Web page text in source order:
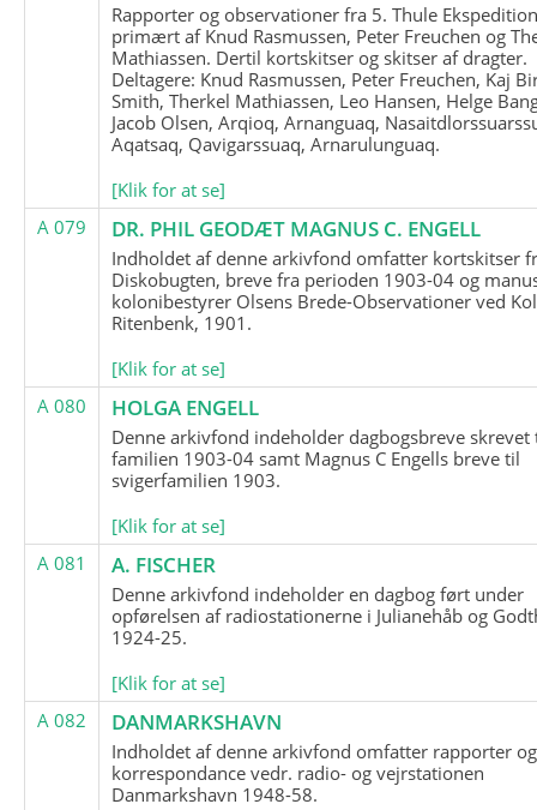
Rapporter og observationer fra 5. Thule
primært af Knud Rasmussen, Peter Freuchen og
Mathiassen. Dertil kortskitser og skitser af dragter.
Deltagere: Knud Rasmussen, Peter Freuchen, Kaj
Smith, Therkel Mathiassen, Leo Hansen, Helge
Jacob Olsen, Arqioq, Arnanguaq,
Aqatsaq, Qavigarssuaq, Arnarulunguaq.
[Klik for at se]
A 079
DR. PHIL GEODÆT MAGNUS C. ENGELL
Indholdet af denne arkivfond omfatter kortskitser
Diskobugten, breve fra perioden 1903-04 og
kolonibestyrer Olsens Brede-Observationer ved
Ritenbenk, 1901.
[Klik for at se]
A 080
HOLGA ENGELL
Denne arkivfond indeholder dagbogsbreve skrevet
familien 1903-04 samt Magnus C Engells breve til
svigerfamilien 1903.
[Klik for at se]
A 081
A. FISCHER
Denne arkivfond indeholder en dagbog ført under
opførelsen af radiostationerne i Julianehåb og
1924-25.
[Klik for at se]
A 082
DANMARKSHAVN
Indholdet af denne arkivfond omfatter rapporter og
korrespondance vedr. radio- og vejrstationen
Danmarkshavn 1948-58.